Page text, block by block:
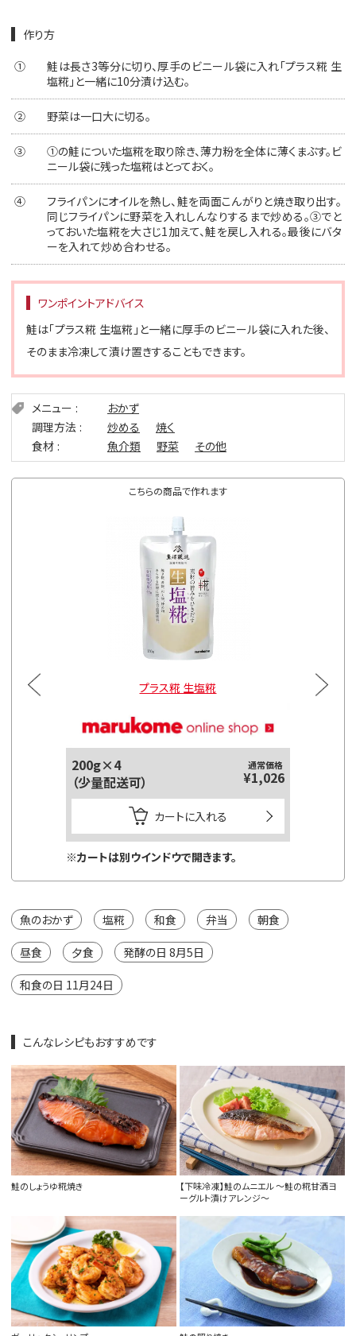
作り方
①
鮭は長さ3等分に切り、厚手のビニール袋に入れ「プラス糀 生
塩糀」と一緒に10分漬け込む。
② 野菜は一口大に切る。
③
①の鮭についた塩糀を取り除き、薄力粉を全体に薄くまぶす。ビ
ニール袋に残った塩糀はとっておく。
④
フライパンにオイルを熱し、鮭を両面こんがりと焼き取り出す。
同じフライパンに野菜を入れしんなりするまで炒める。③でと
っておいた塩糀を大さじ1加えて、鮭を戻し入れる。最後にバタ
ーを入れて炒め合わせる。
ワンポイントアドバイス
鮭は「プラス糀 生塩糀」と一緒に厚手のビニール袋に入れた後、
そのまま冷凍して漬け置きすることもできます。
メニュー
おかず
調理方法
炒める
焼く
食材
魚介類 野菜 その他
こちらの商品で作れます
プラス糀 生塩糀
200g×4
（少量配送可）
通常価格
¥1,026
カートに入れる
※カートは別ウインドウで開きます。
魚のおかず 塩糀 和食 弁当 朝食
昼食 夕食 発酵の日 8月5日
和食の日 11月24日
こんなレシピもおすすめです
鮭のしょうゆ糀焼き
【下味冷凍】鮭のムニエル ～鮭の糀甘酒ヨ
ーグルト漬けアレンジ～